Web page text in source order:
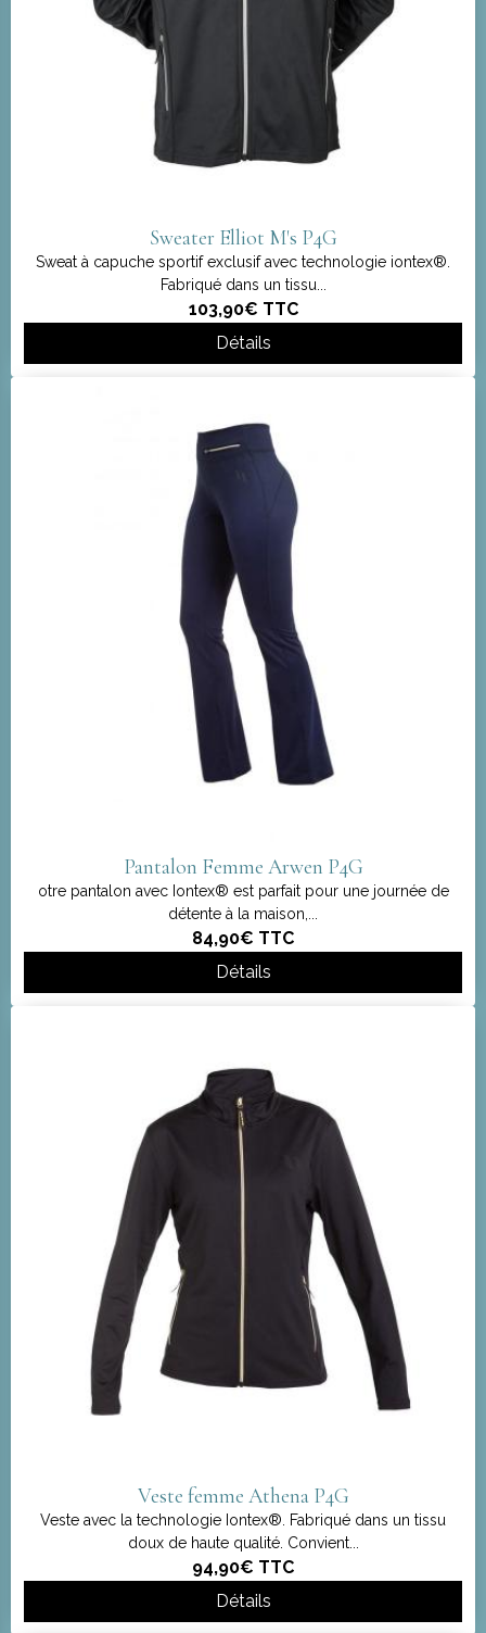
Sweater Elliot M's P4G
Sweat à capuche sportif exclusif avec technologie iontex®.
Fabriqué dans un tissu...
103,90€ TTC
Détails
Pantalon Femme Arwen P4G
otre pantalon avec Iontex® est parfait pour une journée de
détente à la maison,...
84,90€ TTC
Détails
Veste femme Athena P4G
Veste avec la technologie Iontex®. Fabriqué dans un tissu
doux de haute qualité. Convient...
94,90€ TTC
Détails